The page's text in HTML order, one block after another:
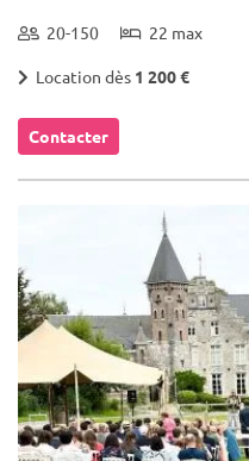
20-150 22 max
Location dès 1 200 €
Contacter